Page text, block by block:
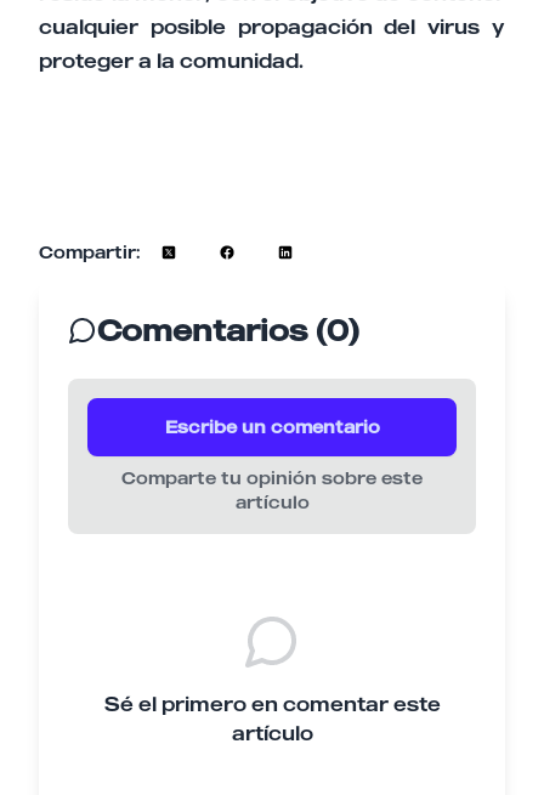
cualquier posible propagación del virus y
proteger a la comunidad.
Compartir:
Comentarios (0)
Escribe un comentario
Comparte tu opinión sobre este
artículo
Sé el primero en comentar este
artículo